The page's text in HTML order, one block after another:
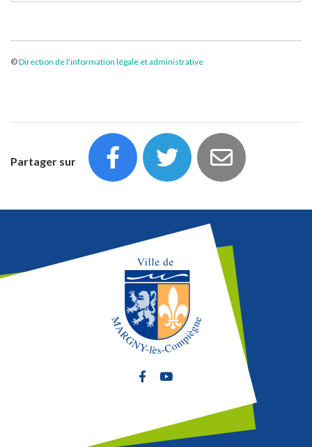
©Direction de l'information légale et administrative
Partager sur
Lien vers le compte Facebook
Lien vers la chaîne Youtube